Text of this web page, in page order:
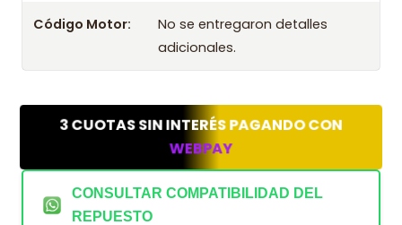
Kit Embrague Valeo Suzuki Grand Vitara 1.6 M16a
2014
Kit Embrague Valeo Suzuki Grand Vitara 1.6 M16a
Kit Embrague Valeo Suzuki Grand Vitara 1.6 M16a
2016
Código Motor:
No se entregaron detalles
adicionales.
3 CUOTAS SIN INTERÉS PAGANDO CON
WEBPAY
CONSULTAR COMPATIBILIDAD DEL
REPUESTO